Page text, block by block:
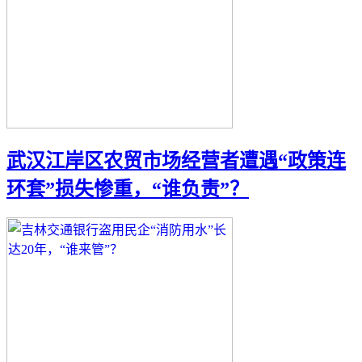
武汉江岸区农贸市场经营者遭遇“政策连
环套”损失惨重，“谁负责”？